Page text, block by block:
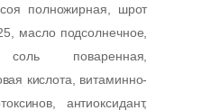
полножирная, шрот
масло подсолнечное,
поваренная,
кислота, витаминно-
антиоксидант,